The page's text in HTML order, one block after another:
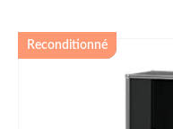
Reconditionné